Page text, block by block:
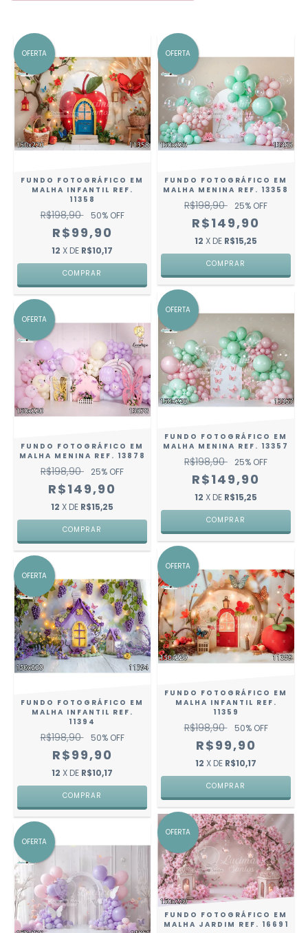
OFERTA
FUNDO FOTOGRÁFICO EM
MALHA INFANTIL REF.
11358
R$198,90 50% OFF
R$99,90
12 X DE R$10,17
COMPRAR
OFERTA
FUNDO FOTOGRÁFICO EM
MALHA MENINA REF. 13358
R$198,90 25% OFF
R$149,90
12 X DE R$15,25
COMPRAR
OFERTA
FUNDO FOTOGRÁFICO EM
MALHA MENINA REF. 13878
R$198,90 25% OFF
R$149,90
12 X DE R$15,25
COMPRAR
OFERTA
FUNDO FOTOGRÁFICO EM
MALHA MENINA REF. 13357
R$198,90 25% OFF
R$149,90
12 X DE R$15,25
COMPRAR
OFERTA
FUNDO FOTOGRÁFICO EM
MALHA INFANTIL REF.
11394
R$198,90 50% OFF
R$99,90
12 X DE R$10,17
COMPRAR
OFERTA
FUNDO FOTOGRÁFICO EM
MALHA INFANTIL REF.
11359
R$198,90 50% OFF
R$99,90
12 X DE R$10,17
COMPRAR
OFERTA
OFERTA
FUNDO FOTOGRÁFICO EM
MALHA JARDIM REF. 16691